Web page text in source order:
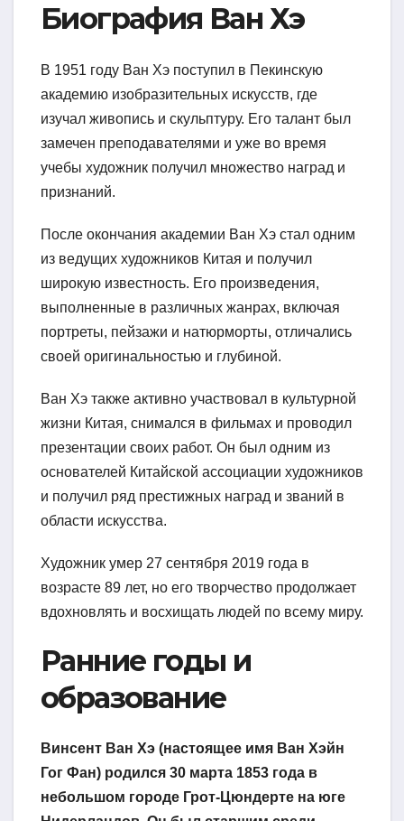
Биография Ван Хэ
В 1951 году Ван Хэ поступил в Пекинскую
академию изобразительных искусств, где
изучал живопись и скульптуру. Его талант был
замечен преподавателями и уже во время
учебы художник получил множество наград и
признаний.
После окончания академии Ван Хэ стал одним
из ведущих художников Китая и получил
широкую известность. Его произведения,
выполненные в различных жанрах, включая
портреты, пейзажи и натюрморты, отличались
своей оригинальностью и глубиной.
Ван Хэ также активно участвовал в культурной
жизни Китая, снимался в фильмах и проводил
презентации своих работ. Он был одним из
основателей Китайской ассоциации художников
и получил ряд престижных наград и званий в
области искусства.
Художник умер 27 сентября 2019 года в
возрасте 89 лет, но его творчество продолжает
вдохновлять и восхищать людей по всему миру.
Ранние годы и
образование
Винсент Ван Хэ (настоящее имя Ван Хэйн
Гог Фан) родился 30 марта 1853 года в
небольшом городе Грот-Цюндерте на юге